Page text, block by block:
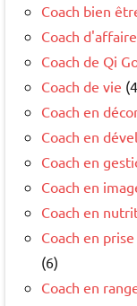
Coach bien
Coach
Coach de Qi
Coach de vie
Coach en
Coach en
Coach en
Coach en
Coach en
Coach en
(6)
Coach en